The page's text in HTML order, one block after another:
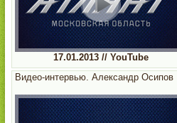
17.01.2013 // YouTube
Видео-интервью. Александр Осипов